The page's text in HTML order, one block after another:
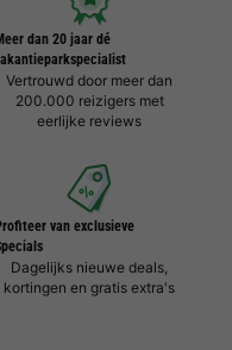
dan 20 jaar dé
Vertrouwd door meer dan
200.000 reizigers met
eerlijke reviews
van exclusieve
Dagelijks nieuwe deals,
kortingen en gratis extra's